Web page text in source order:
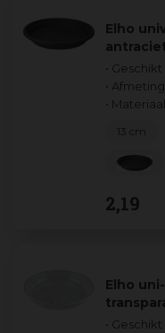
Elho
•
•
•
2,19
13 cm
Elho
•